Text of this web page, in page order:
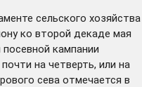
сельского хозяйства
ко второй декаде мая
кампании
на четверть, или на
сева отмечается в